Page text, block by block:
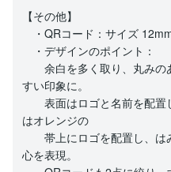
【その他】
・QRコード：サイズ
・デザインのポイント：
余白を多く取り、丸みの
すい印象に。
表面はロゴと名前を配置
はオレンジの
帯上にロゴを配置し、は
心を表現。